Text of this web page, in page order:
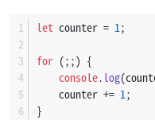
let counter = 1;
for (;;) {
console. log
    counter +=
1;
}